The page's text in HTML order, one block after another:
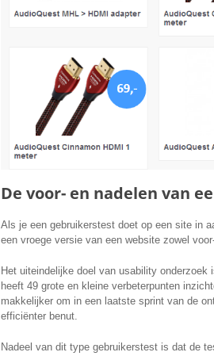
De voor- en nadelen van
Als je een gebruikerstest doet op een site in
een vroege versie van een website zowel
Het uiteindelijke doel van usability
heeft 49 grote en kleine verbeterpunten
makkelijker om in een laatste sprint van de
efficiënter benut.
Nadeel van dit type gebruikerstest is dat de